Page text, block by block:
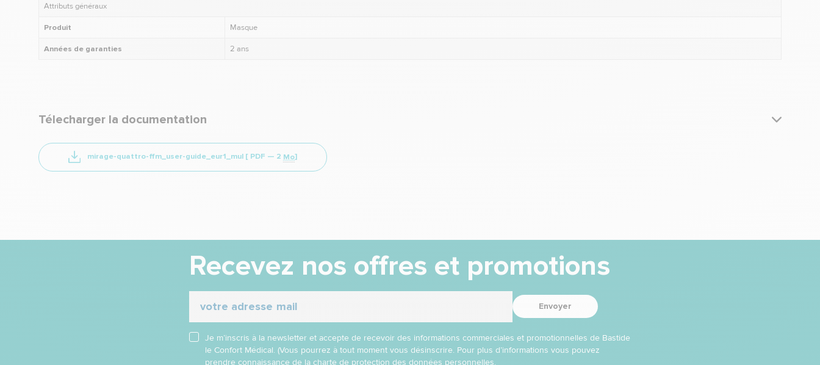
Attributs généraux
Produit Masque
Années de garanties 2 ans
Télecharger la documentation
mirage-quattro-ffm_user-guide_eur1_mul [ PDF — 2 Mo]
Recevez nos offres et promotions
Envoyer
Je m’inscris à la newsletter et accepte de recevoir des informations commerciales et promotionnelles de Bastide
le Confort Médical. (Vous pourrez à tout moment vous désinscrire. Pour plus d’informations vous pouvez
prendre connaissance de la charte de protection des données personnelles.